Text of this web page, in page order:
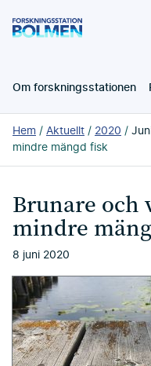
tillForskningsstation
Om forskningsstationen
Du
är
här:
Hem Aktuellt 2020
mindre mängd fisk
Brunare och
mindre
8 juni 2020